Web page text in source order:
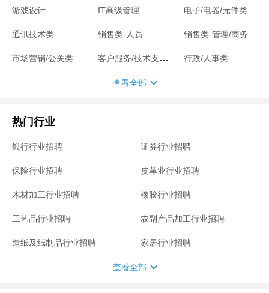
游戏设计 IT高级管理 电子/电器/元件类
通讯技术类 销售类-人员 销售类-管理/商务
市场营销/公关类 客户服务/技术支持类 行政/人事类
查看全部
热门行业
银行行业招聘 证券行业招聘
保险行业招聘 皮革业行业招聘
木材加工行业招聘 橡胶行业招聘
工艺品行业招聘 农副产品加工行业招聘
造纸及纸制品行业招聘 家居行业招聘
查看全部